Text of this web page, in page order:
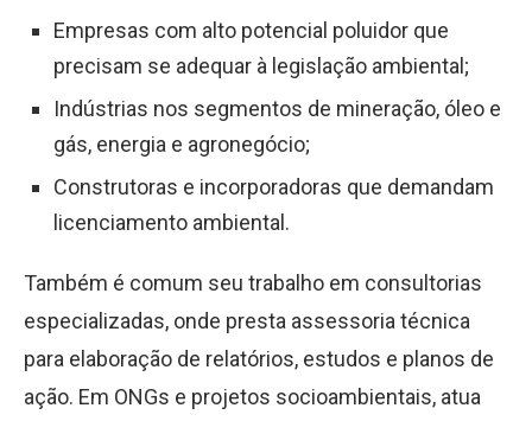
Empresas com alto potencial poluidor que
precisam se adequar à legislação ambiental;
Indústrias nos segmentos de mineração, óleo e
gás, energia e agronegócio;
Construtoras e incorporadoras que demandam
licenciamento ambiental.
Também é comum seu trabalho em consultorias
especializadas, onde presta assessoria técnica
para elaboração de relatórios, estudos e planos de
ação. Em ONGs e projetos socioambientais, atua